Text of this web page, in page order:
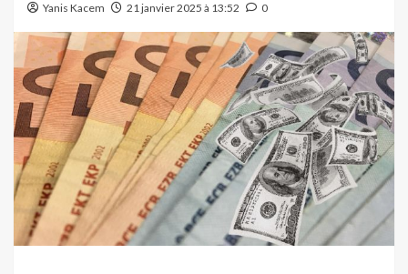
Yanis Kacem 21 janvier 2025 à 13:52 0